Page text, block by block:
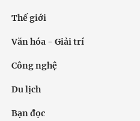
Thế giới
Văn hóa - Giải trí
Công nghệ
Du lịch
Bạn đọc